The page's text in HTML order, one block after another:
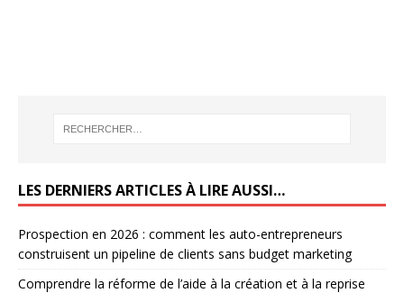
LES DERNIERS ARTICLES À LIRE AUSSI…
Prospection en 2026 : comment les auto-entrepreneurs
construisent un pipeline de clients sans budget marketing
Comprendre la réforme de l’aide à la création et à la reprise